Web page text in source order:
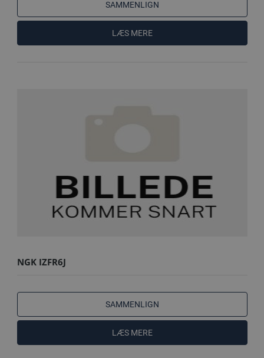
SAMMENLIGN
LÆS MERE
NGK IZFR6J
SAMMENLIGN
LÆS MERE